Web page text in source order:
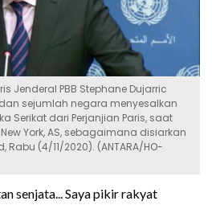
Jenderal PBB Stephane Dujarric
sejumlah negara menyesalkan
Serikat dari Perjanjian Paris, saat
York, AS, sebagaimana disiarkan
Rabu (4/11/2020). (ANTARA/HO-
senjata... Saya pikir rakyat